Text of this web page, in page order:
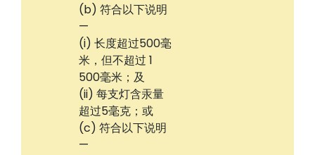
(b) 符合以下说明
—
(i) 长度超过500毫
米，但不超过 1
500毫米；及
(ii) 每支灯含汞量
超过5毫克；或
(c) 符合以下说明
—